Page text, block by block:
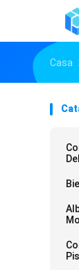
Casa